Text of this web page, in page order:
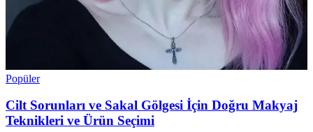
Popüler
Cilt Sorunları ve Sakal Gölgesi İçin Doğru Makyaj
Teknikleri ve Ürün Seçimi